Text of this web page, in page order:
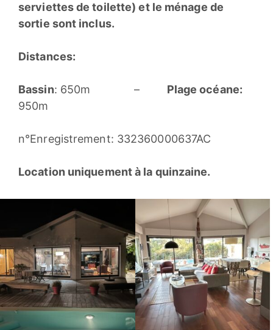
serviettes de toilette) et le ménage de
sortie sont inclus.
Distances:
Bassin: 650m –
Plage océane:
950m
n°Enregistrement: 332360000637AC
Location uniquement à la quinzaine.